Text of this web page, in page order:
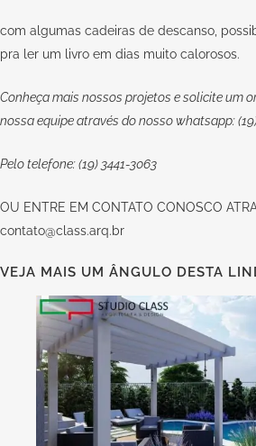
com algumas cadeiras de descanso,
pra ler um livro em dias muito calorosos.
Conheça mais nossos projetos e solicite um
nossa equipe através do nosso whatsapp:
Pelo telefone: (19) 3441-3063
OU ENTRE EM CONTATO CONOSCO
contato@class.arq.br
VEJA MAIS UM ÂNGULO DESTA